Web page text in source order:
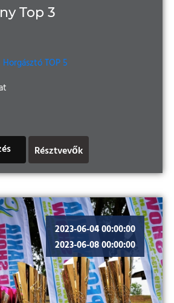
Top 3
Horgásztó TOP 5
Résztvevők
2023-06-04 00:00:00
2023-06-08 00:00:00